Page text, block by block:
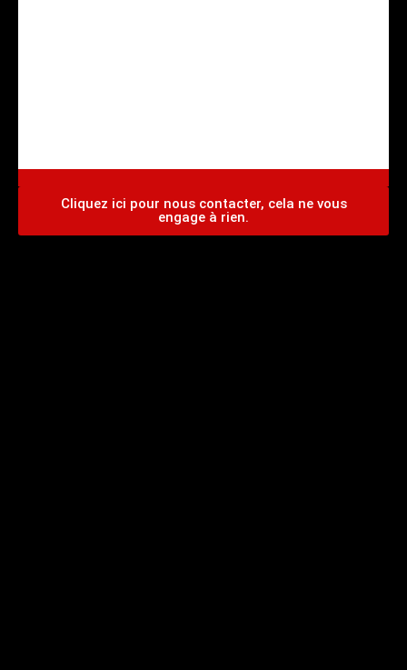
Cliquez ici pour nous contacter, cela ne vous
engage à rien.